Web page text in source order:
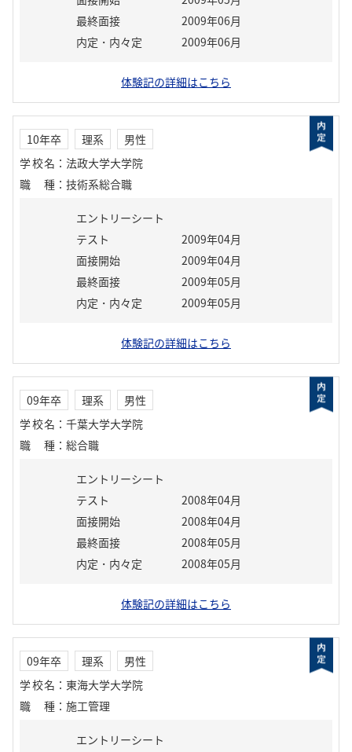
最終面接
2009年06月
内定・内々定
2009年06月
体験記の詳細はこちら
10年卒 理系
男性
学校名 ： 法政大学大学院
職種 ： 技術系総合職
エントリーシート
テスト
2009年04月
面接開始
2009年04月
最終面接
2009年05月
内定・内々定
2009年05月
体験記の詳細はこちら
09年卒 理系
男性
学校名 ： 千葉大学大学院
職種 ： 総合職
エントリーシート
テスト
2008年04月
面接開始
2008年04月
最終面接
2008年05月
内定・内々定
2008年05月
体験記の詳細はこちら
09年卒 理系
男性
学校名 ： 東海大学大学院
職種 ： 施工管理
エントリーシート